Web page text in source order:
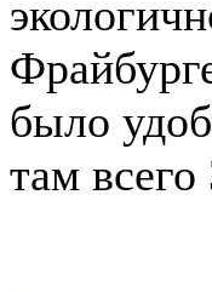
было
там